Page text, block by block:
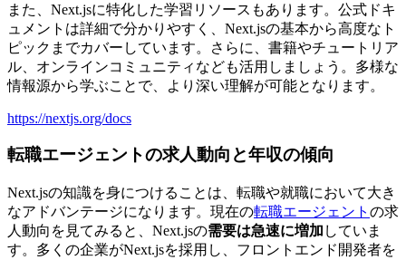
また、Next.jsに特化した学習リソースもあります。公式ドキ
ュメントは詳細で分かりやすく、Next.jsの基本から高度なト
ピックまでカバーしています。さらに、書籍やチュートリア
ル、オンラインコミュニティなども活用しましょう。多様な
情報源から学ぶことで、より深い理解が可能となります。
https://nextjs.org/docs
転職エージェントの求人動向と年収の傾向
Next.jsの知識を身につけることは、転職や就職において大き
なアドバンテージになります。現在の転職エージェント の求
人動向を見てみると、Next.jsの需要は急速に増加 していま
す。多くの企業がNext.jsを採用し、フロントエンド開発者を